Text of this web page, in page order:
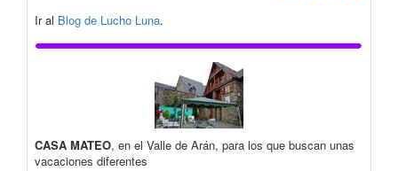
Ir al Blog de Lucho Luna.
CASA MATEO, en el Valle de Arán, para los que buscan unas
vacaciones diferentes